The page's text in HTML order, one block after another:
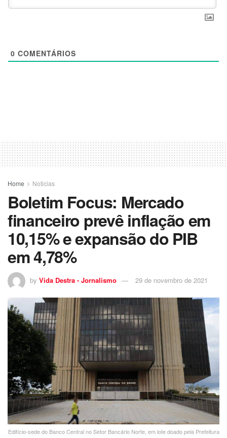
0 COMENTÁRIOS
Home Noticias
Boletim Focus: Mercado
financeiro prevê inflação em
10,15% e expansão do PIB
em 4,78%
by Vida Destra - Jornalismo 29 de novembro de 2021
Edifício-sede do Banco Central no Setor Bancário Norte, em lote doado pela Prefeitura